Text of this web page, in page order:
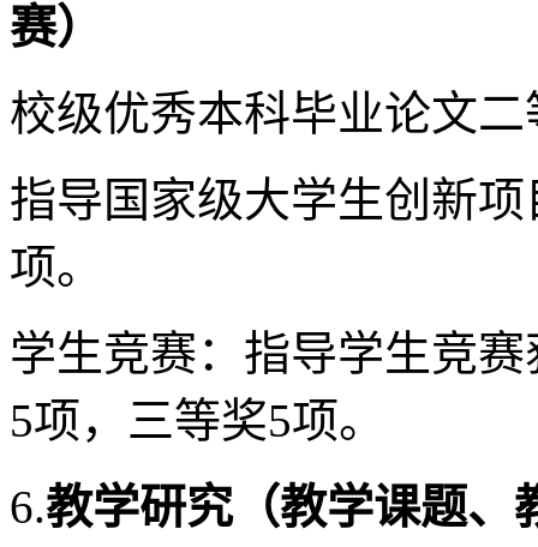
赛）
校级优秀本科毕业论文二
指导国家级大学生创新
项。
学生竞赛：指导学生竞
5项，三等奖5项。
6.教学研究（教学课题、